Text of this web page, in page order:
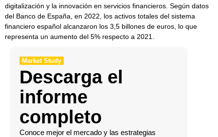
digitalización y la innovación en servicios financieros. Según datos
del Banco de España, en 2022, los activos totales del sistema
financiero español alcanzaron los 3,5 billones de euros, lo que
representa un aumento del 5% respecto a 2021.
Market Study
Descarga el
informe
completo
Conoce mejor el mercado y las estrategias